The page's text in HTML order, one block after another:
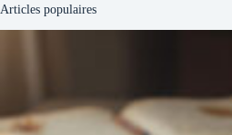
Articles populaires